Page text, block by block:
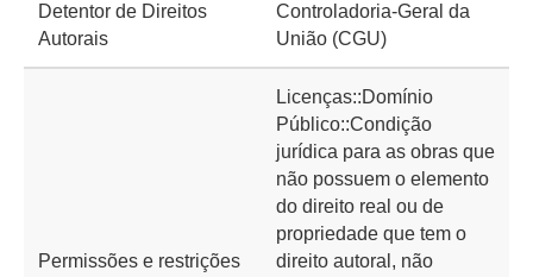
Detentor de Direitos
Autorais
Controladoria-Geral da
União (CGU)
Permissões e restrições
Licenças::Domínio
Público::Condição
jurídica para as obras que
não possuem o elemento
do direito real ou de
propriedade que tem o
direito autoral, não